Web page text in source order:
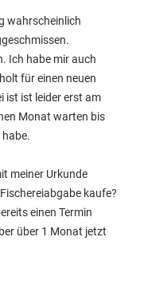
wahrscheinlich
Ich habe mir auch
für einen neuen
ist ist leider erst am
Monat warten bis
habe.
meiner Urkunde
kaufe?
einen Termin
über 1 Monat jetzt